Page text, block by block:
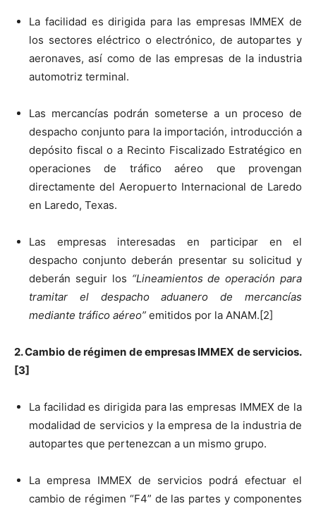
La facilidad es dirigida para las empresas IMMEX de
los sectores eléctrico o electrónico, de autopartes y
aeronaves, así como de las empresas de la industria
automotriz terminal.
Las mercancías podrán someterse a un proceso de
despacho conjunto para la importación, introducción a
depósito fiscal o a Recinto Fiscalizado Estratégico en
operaciones de tráfico aéreo que provengan
directamente del Aeropuerto Internacional de Laredo
en Laredo, Texas.
Las empresas interesadas en participar en el
despacho conjunto deberán presentar su solicitud y
deberán seguir los “Lineamientos de operación para
tramitar el despacho aduanero de mercancías
mediante tráfico aéreo” emitidos por la ANAM.[2]
2. Cambio de régimen de empresas IMMEX de servicios.
[3]
La facilidad es dirigida para las empresas IMMEX de la
modalidad de servicios y la empresa de la industria de
autopartes que pertenezcan a un mismo grupo.
La empresa IMMEX de servicios podrá efectuar el
cambio de régimen “F4” de las partes y componentes